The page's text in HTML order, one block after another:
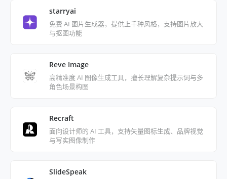
starryai
免费 AI 图片生成器，提供上千种风格，支持图片放大
与抠图功能
Reve Image
高精准度 AI 图像生成工具，擅长理解复杂提示词与多
角色场景构图
Recraft
面向设计师的 AI 工具，支持矢量图标生成、品牌视觉
与写实图像制作
SlideSpeak